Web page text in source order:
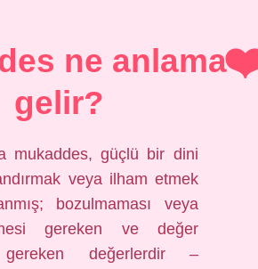
ne anlama
gelir?
mukaddes, güçlü bir dini
veya ilham etmek
bozulmaması veya
gereken ve değer
gereken değerlerdir –